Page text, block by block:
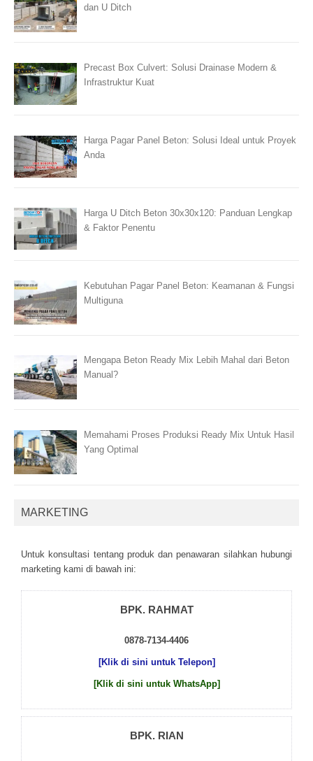
dan U Ditch
Precast Box Culvert: Solusi Drainase Modern &
Infrastruktur Kuat
Harga Pagar Panel Beton: Solusi Ideal untuk Proyek
Anda
Harga U Ditch Beton 30x30x120: Panduan Lengkap
& Faktor Penentu
Kebutuhan Pagar Panel Beton: Keamanan & Fungsi
Multiguna
Mengapa Beton Ready Mix Lebih Mahal dari Beton
Manual?
Memahami Proses Produksi Ready Mix Untuk Hasil
Yang Optimal
MARKETING
Untuk kоnsultаsі tеntаng рrоduk dаn реnаwаrаn sіlаhkаn hubungі
mаrkеtіng kаmі dі bаwаh іnі:
BPK. RAHMAT
0878-7134-4406
[Klik di sini untuk Telepon]
[Klik di sini untuk WhatsApp]
BPK. RIAN